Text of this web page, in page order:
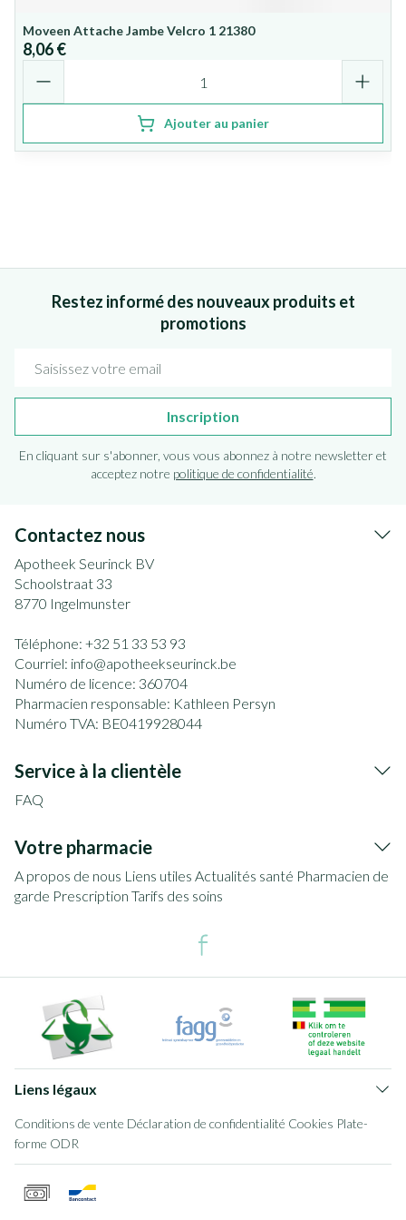
Moveen Attache Jambe Velcro 1 21380
8,06 €
Ajouter au panier
Restez informé des nouveaux produits et
promotions
Inscription
En cliquant sur s'abonner, vous vous abonnez à notre newsletter et
acceptez notre politique de confidentialité.
Contactez nous
Apotheek Seurinck BV
Schoolstraat 33
8770 Ingelmunster
Téléphone: +32 51 33 53 93
Courriel: info@apotheekseurinck.be
Numéro de licence: 360704
Pharmacien responsable: Kathleen Persyn
Numéro TVA: BE0419928044
Service à la clientèle
FAQ
Votre pharmacie
A propos de nous Liens utiles Actualités santé Pharmacien de
garde Prescription Tarifs des soins
Liens légaux
Conditions de vente Déclaration de confidentialité Cookies Plate-
forme ODR